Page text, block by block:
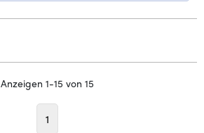
Anzeigen 1-15 von 15
1